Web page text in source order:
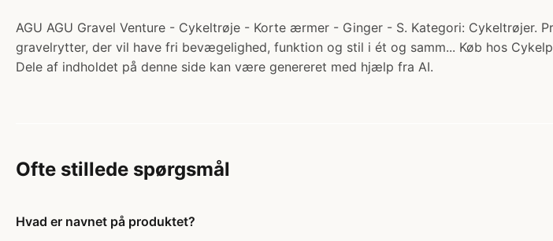
AGU AGU Gravel Venture - Cykeltrøje - Korte ærmer - Ginger - S. Kategori: Cykeltrøjer.
gravelrytter, der vil have fri bevægelighed, funktion og stil i ét og samm... Køb hos
Dele af indholdet på denne side kan være genereret med hjælp fra AI.
Ofte stillede spørgsmål
Hvad er navnet på produktet?